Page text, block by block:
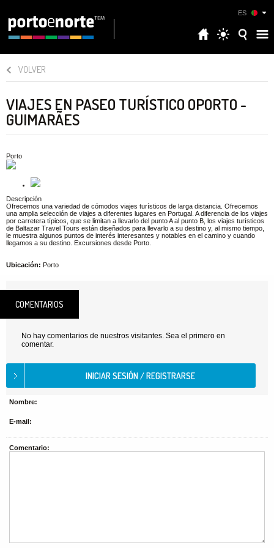
ES
VOLVER
VIAJES EN PASEO TURÍSTICO OPORTO -
GUIMARÃES
Porto
Descripción
Ofrecemos una variedad de cómodos viajes turísticos de larga distancia. Ofrecemos
una amplia selección de viajes a diferentes lugares en Portugal. A diferencia de los viajes
por carretera típicos, que se limitan a llevarlo del punto A al punto B, los viajes turísticos
de Baltazar Travel Tours están diseñados para llevarlo a su destino y, al mismo tiempo,
le muestra algunos puntos de interés interesantes y notables en el camino y cuando
llegamos a su destino. Excursiones desde Porto.
Ubicación: Porto
COMENTARIOS
No hay comentarios de nuestros visitantes. Sea el primero en
comentar.
Nombre:
E-mail:
Comentario: